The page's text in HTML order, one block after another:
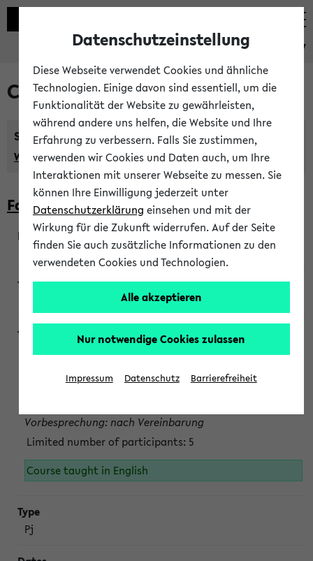
eKVV
Courses taught in English
Semester:
WiSe 2026/2027 SoSe 2026 Previous...
Faculty of Biology
200923
Wendisch, Peters-Wendisch, Stegelmann
Projektmodul "Bakterielle Biotechnologie"
Persönliche Anmeldung beim Veranstalter ist unbedingt
Vorbesprechung: nach Vereinbarung
Limited number of participants: 5
Course taught in English
Pj
Datenschutzeinstellung
Diese Webseite verwendet Cookies und ähnliche
Technologien. Einige davon sind essentiell, um die
Funktionalität der Website zu gewährleisten,
während andere uns helfen, die Website und Ihre
Erfahrung zu verbessern. Falls Sie zustimmen,
verwenden wir Cookies und Daten auch, um Ihre
Interaktionen mit unserer Webseite zu messen. Sie
können Ihre Einwilligung jederzeit unter
Datenschutzerklärung einsehen und mit der
Wirkung für die Zukunft widerrufen. Auf der Seite
finden Sie auch zusätzliche Informationen zu den
verwendeten Cookies und Technologien.
Alle akzeptieren
Nur notwendige Cookies zulassen
Impressum Datenschutz Barrierefreiheit